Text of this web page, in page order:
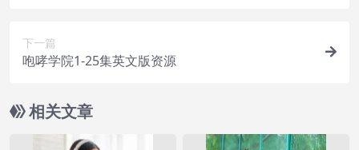
下一篇
咆哮学院1-25集英文版资源
相关文章